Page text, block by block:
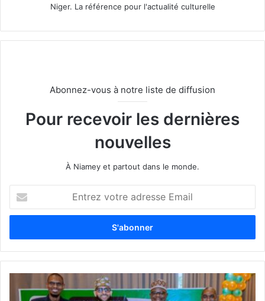
Niger. La référence pour l'actualité culturelle
Abonnez-vous à notre liste de diffusion
Pour recevoir les dernières
nouvelles
À Niamey et partout dans le monde.
t
e
z